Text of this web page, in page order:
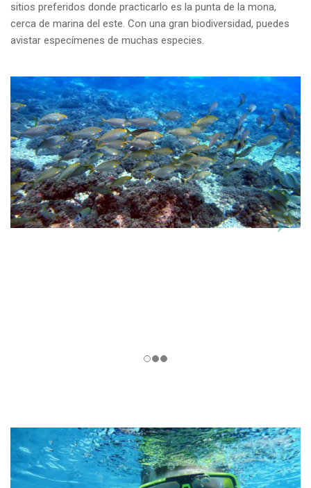
sitios preferidos donde practicarlo es la punta de la mona,
cerca de marina del este. Con una gran biodiversidad, puedes
avistar especímenes de muchas especies.